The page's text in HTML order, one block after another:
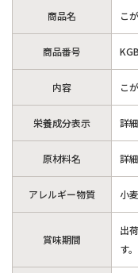
商品名 こ
商品番号
内容 こ
栄養成分表示 詳
原材料名 詳
アレルギー物質 小
賞味期間
出
す。